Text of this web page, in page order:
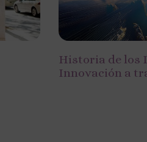
Historia de los
Innovación a